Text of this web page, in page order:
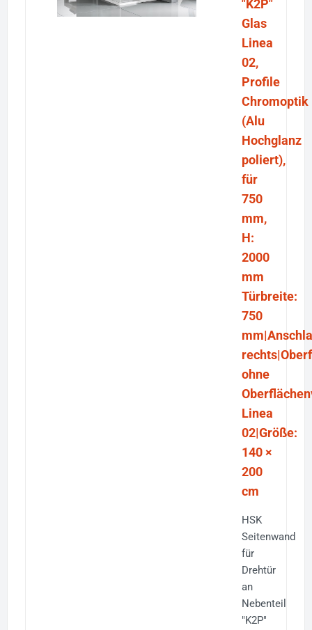
"K2P"
Glas
Linea
02,
Profile
Chromoptik
(Alu
Hochglanz
poliert),
für
750
mm,
H:
2000
mm
Türbreite:
750
ohne
Linea
02|Größe:
140 ×
200
cm
HSK
Seitenwand
für
Drehtür
an
Nebenteil
"K2P"